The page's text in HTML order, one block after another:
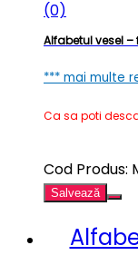
(0)
Alfabetul vesel
*** mai multe
Ca sa poti
Cod Produs:
Salvează